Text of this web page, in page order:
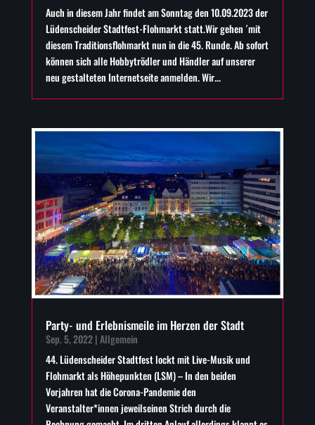
Auch in diesem Jahr findet am Sonntag den 10.09.2023 der
Lüdenscheider Stadtfest-Flohmarkt statt.Wir gehen ´mit
diesem Traditionsflohmarkt nun in die 45. Runde. Ab sofort
können sich alle Hobbytrödler und Händler auf unserer
neu gestalteten Internetseite anmelden. Wir...
Party- und Erlebnismeile im Herzen der Stadt
Sep. 5, 2022|Allgemein
44. Lüdenscheider Stadtfest lockt mit Live-Musik und
Flohmarkt als Höhepunkten (LSM) – In den beiden
Vorjahren hat die Corona-Pandemie den
Veranstalter*innen jeweilseinen Strich durch die